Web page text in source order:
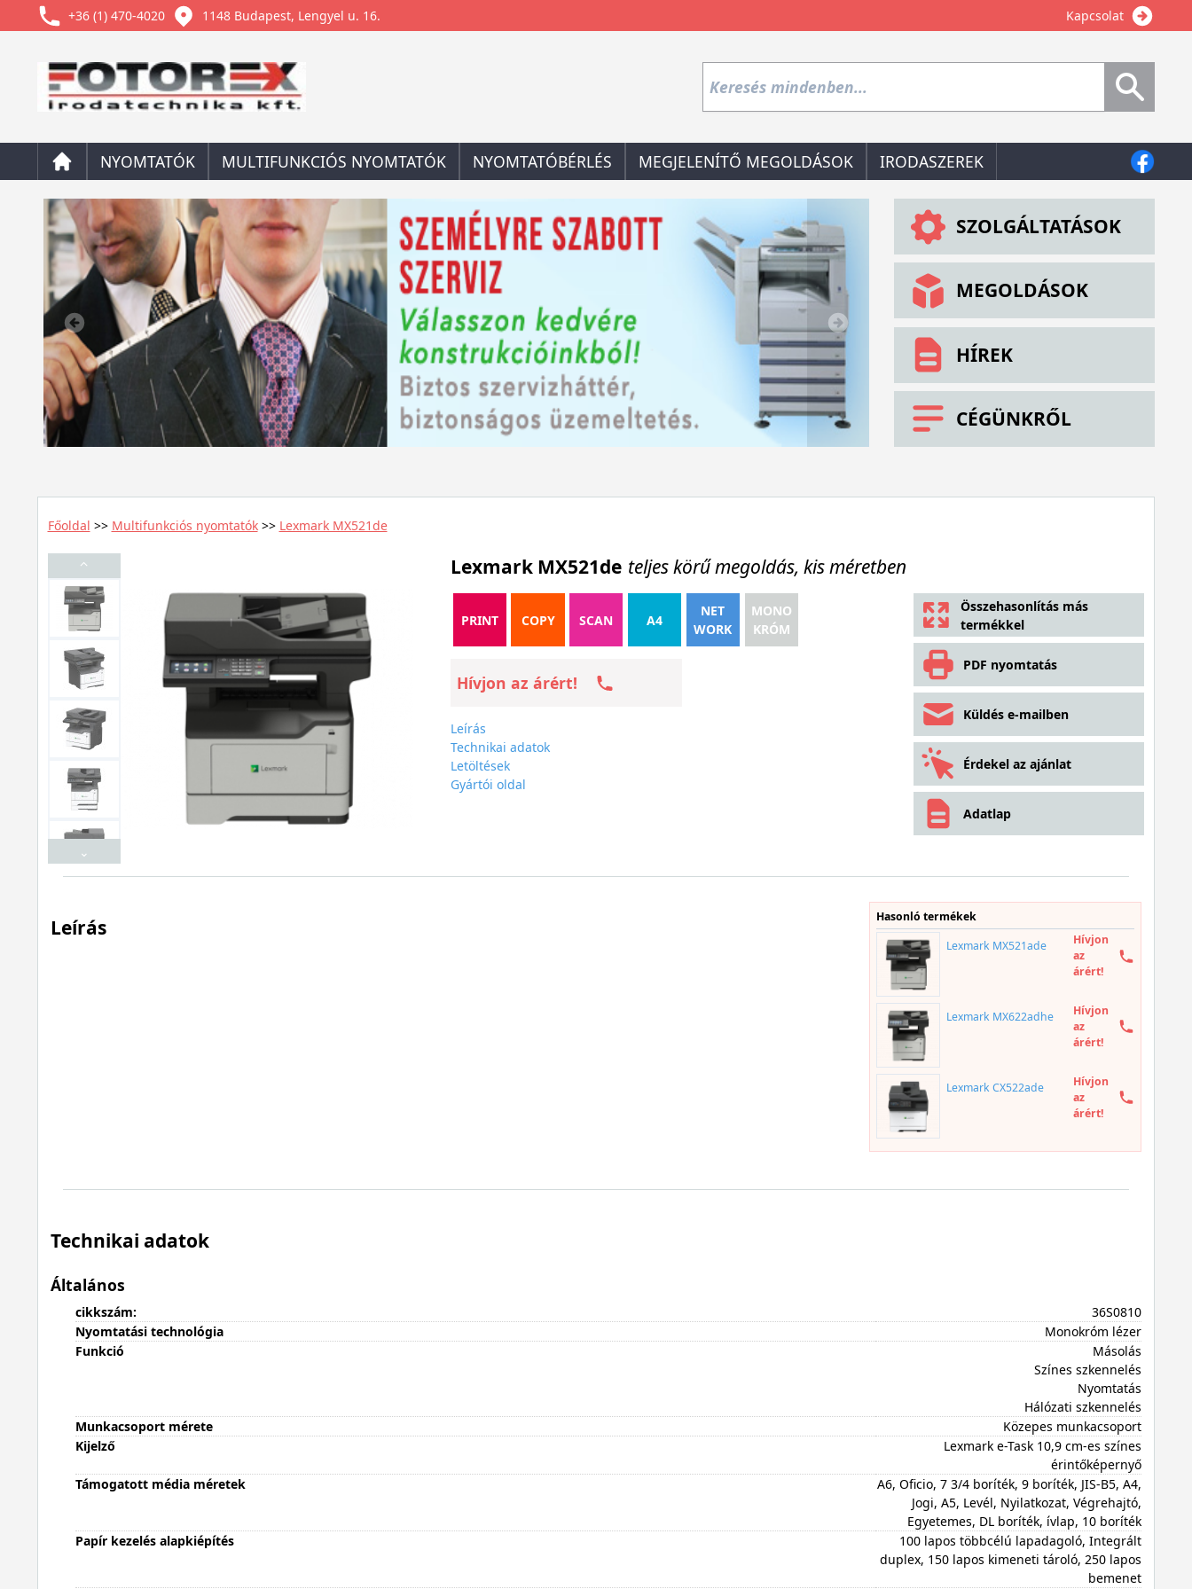
+36 (1) 470-4020 1148 Budapest, Lengyel u. 16. Kapcsolat
NYOMTATÓK MULTIFUNKCIÓS NYOMTATÓK NYOMTATÓBÉRLÉS MEGJELENÍTŐ MEGOLDÁSOK IRODASZEREK
SZOLGÁLTATÁSOK
MEGOLDÁSOK
HÍREK
CÉGÜNKRŐL
Főoldal >> Multifunkciós nyomtatók>> Lexmark MX521de
⌃
⌄
Lexmark MX521de teljes körű megoldás, kis méretben
PRINT COPY SCAN A4
NET
WORK
MONO
KRÓM
Hívjon az árért!
Leírás
Technikai adatok
Letöltések
Gyártói oldal
Összehasonlítás más
termékkel
PDF nyomtatás
Küldés e-mailben
Érdekel az ajánlat
Adatlap
Leírás
Hasonló termékek
Lexmark MX521ade
Hívjon
az
árért!
Lexmark MX622adhe
Hívjon
az
árért!
Lexmark CX522ade
Hívjon
az
árért!
Technikai adatok
Általános
cikkszám:
36S0810
Nyomtatási technológia
Monokróm lézer
Funkció
Másolás
Színes szkennelés
Nyomtatás
Hálózati szkennelés
Munkacsoport mérete
Közepes munkacsoport
Kijelző
Lexmark e-Task 10,9 cm-es színes
érintőképernyő
Támogatott média méretek
A6, Oficio, 7 3/4 boríték, 9 boríték, JIS-B5, A4,
Jogi, A5, Levél, Nyilatkozat, Végrehajtó,
Egyetemes, DL boríték, ívlap, 10 boríték
Papír kezelés alapkiépítés
100 lapos többcélú lapadagoló, Integrált
duplex, 150 lapos kimeneti tároló, 250 lapos
bemenet